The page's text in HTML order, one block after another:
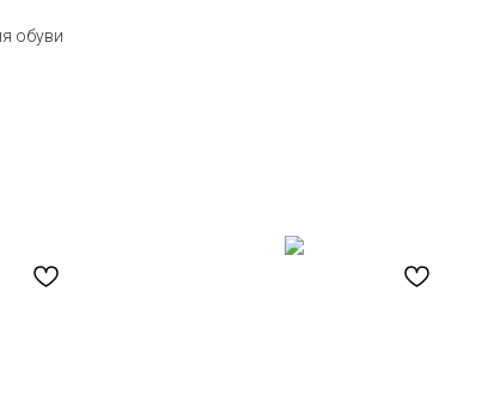
обуви